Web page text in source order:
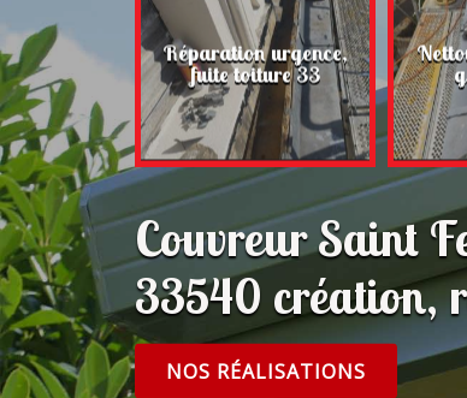
33 Réparation urgence,
fuite toiture 33
Couvreur Saint
33540 création,
NOS RÉALISATIONS